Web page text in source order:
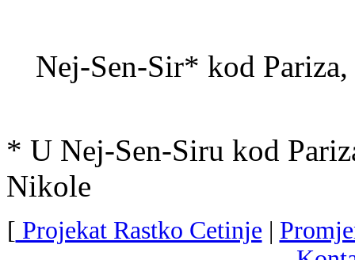
Nej-Sen-Sir* kod
* U Nej-Sen-Siru kod
Nikole
[ Projekat Rastko Cetinje |